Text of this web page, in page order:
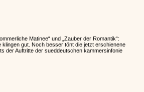
Matinee“ und „Zauber der Romantik“:
klingen gut. Noch besser tönt die jetzt erschienene
der Auftritte der sueddeutschen kammersinfonie